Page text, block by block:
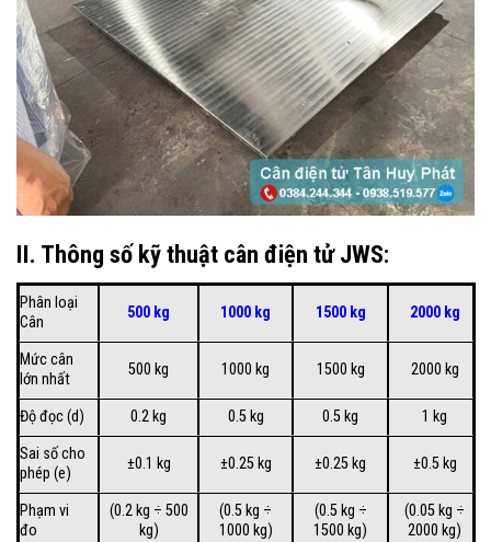
II. Thông số kỹ thuật cân điện tử JWS:
Phân loại
Cân
500 kg 1000 kg 1500 kg 2000 kg
Mức cân
lớn nhất
500 kg 1000 kg 1500 kg 2000 kg
Độ đọc (d) 0.2 kg 0.5 kg 0.5 kg
1 kg
Sai số cho
phép (e)
±0.1 kg ±0.25 kg ±0.25 kg ±0.5 kg
Phạm vi
đo
(0.2 kg ÷ 500
kg)
(0.5 kg ÷
1000 kg)
(0.5 kg ÷
1500 kg)
(0.05 kg ÷
2000 kg)